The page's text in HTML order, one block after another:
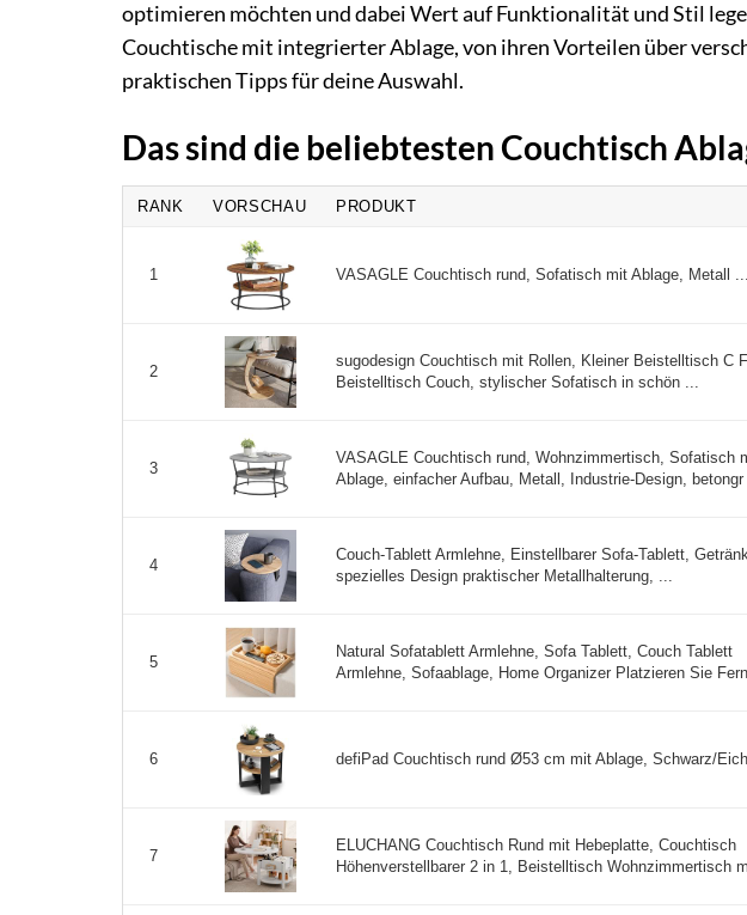
optimieren möchten und dabei Wert auf Funktionalität und Stil
Couchtische mit integrierter Ablage, von ihren Vorteilen über
praktischen Tipps für deine Auswahl.
Das sind die beliebtesten Couchtisch
RANK VORSCHAU PRODUKT
1 VASAGLE Couchtisch rund, Sofatisch mit Ablage, Metall ...
2
sugodesign Couchtisch mit Rollen, Kleiner Beistelltisch C
Beistelltisch Couch, stylischer Sofatisch in schön ...
3
VASAGLE Couchtisch rund, Wohnzimmertisch, Sofatisch
Ablage, einfacher Aufbau, Metall, Industrie-Design, betongr
4
Couch-Tablett Armlehne, Einstellbarer Sofa-Tablett,
spezielles Design praktischer Metallhalterung, ...
5
Natural Sofatablett Armlehne, Sofa Tablett, Couch Tablett
Armlehne, Sofaablage, Home Organizer Platzieren Sie
6 defiPad Couchtisch rund Ø53 cm mit Ablage, Schwarz/
7
ELUCHANG Couchtisch Rund mit Hebeplatte, Couchtisch
Höhenverstellbarer 2 in 1, Beistelltisch Wohnzimmertisch